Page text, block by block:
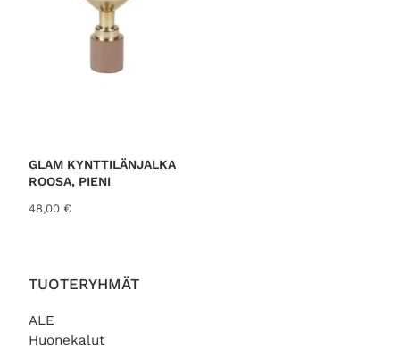
TUOTERYHMÄT
ALE
Huonekalut
GLAM KYNTTILÄNJALKA
ROOSA, PIENI
48,00 €